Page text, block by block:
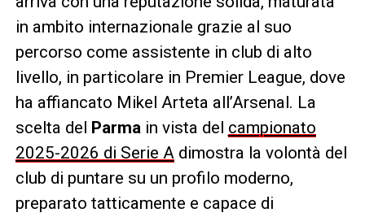
in ambito internazionale grazie al suo
percorso come assistente in club di alto
livello, in particolare in Premier League, dove
ha affiancato Mikel Arteta all’Arsenal. La
scelta del Parma in vista del campionato
2025-2026 di Serie A dimostra la volontà del
club di puntare su un profilo moderno,
preparato tatticamente e capace di